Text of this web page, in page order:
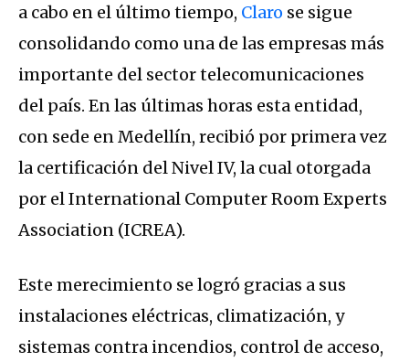
a cabo en el último tiempo, Claro se sigue
consolidando como una de las empresas más
importante del sector telecomunicaciones
del país. En las últimas horas esta entidad,
con sede en Medellín, recibió por primera vez
la certificación del Nivel IV, la cual otorgada
por el International Computer Room Experts
Association (ICREA).
Este merecimiento se logró gracias a sus
instalaciones eléctricas, climatización, y
sistemas contra incendios, control de acceso,